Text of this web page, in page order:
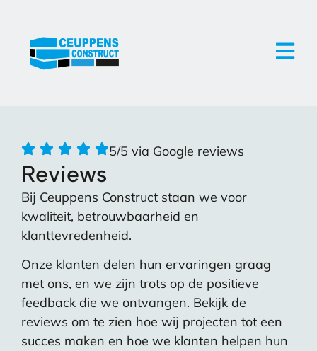
5/5 via Google reviews
Reviews
Bij Ceuppens Construct staan we voor
kwaliteit, betrouwbaarheid en
klanttevredenheid.
Onze klanten delen hun ervaringen graag
met ons, en we zijn trots op de positieve
feedback die we ontvangen. Bekijk de
reviews om te zien hoe wij projecten tot een
succes maken en hoe we klanten helpen hun